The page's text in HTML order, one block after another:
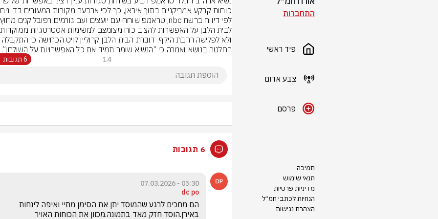
התחברות
פיד ראשי
צבע אדום
פרסם
תמיכה
תנאי שימוש
מדיניות פרטיות
הנחיות לכתבי חמ״ל
הצהרת נגישות
כוחות קרקע אמריקניים בתוך איראן, כך לפי ארבעה מקורות המעורים
החלטה בנושא ואמרה כי “הנשיא שומר תמיד את כל האפשרויות על השולחן”.
14 6 תגובות
6 תגובות
05:30 - 07.03.2026
dc po